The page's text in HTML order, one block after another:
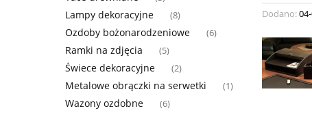
Lampy dekoracyjne (8)
Ozdoby bożonarodzeniowe (6)
Ramki na zdjęcia (5)
Świece dekoracyjne (2)
Metalowe obrączki na serwetki (1)
Wazony ozdobne (6)
Dodano: